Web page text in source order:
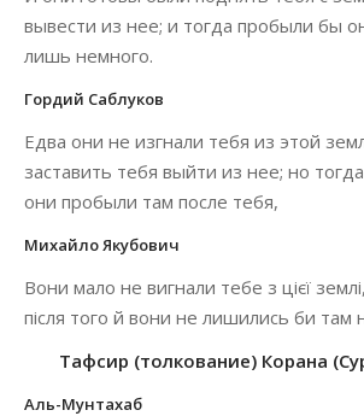
вывести из нее; и тогда пробыли бы
лишь немного.
Гордий Саблуков
Едва они не изгнали тебя из этой
заставить тебя выйти из нее; но
они пробыли там после тебя,
Михайло Якубович
Вони мало не вигнали тебе з цієї
після того й вони не лишились би там
Тафсир (толкование) Корана
Аль-Мунтахаб